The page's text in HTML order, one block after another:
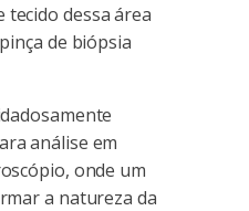
dessa área
de biópsia
análise em
onde um
a natureza da